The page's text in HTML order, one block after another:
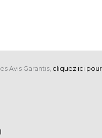
Avis Garantis, cliquez ici pour